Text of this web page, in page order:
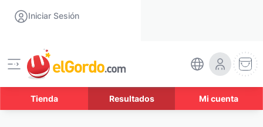
Iniciar Sesión
Tienda Resultados Mi cuenta